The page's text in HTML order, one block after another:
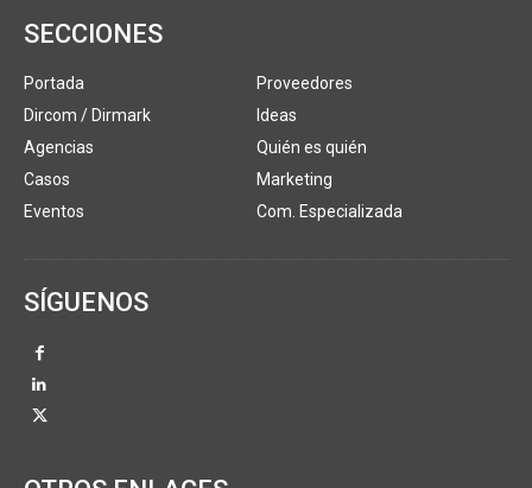
SECCIONES
Portada
Dircom / Dirmark
Agencias
Casos
Eventos
Proveedores
Ideas
Quién es quién
Marketing
Com. Especializada
SÍGUENOS